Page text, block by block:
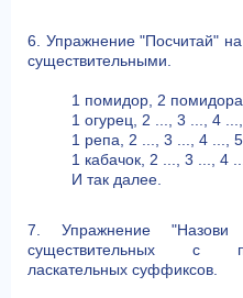
6. Упражнение "Посчитай"
существительными.
1 помидор, 2
1 огурец, 2 ..., 3 ..., 4 ...,
1 репа, 2 ..., 3 ..., 4 ..., 5
1 кабачок, 2 ..., 3 ..., 4
И так далее.
7. Упражнение "Назови
существительных с
ласкательных суффиксов.